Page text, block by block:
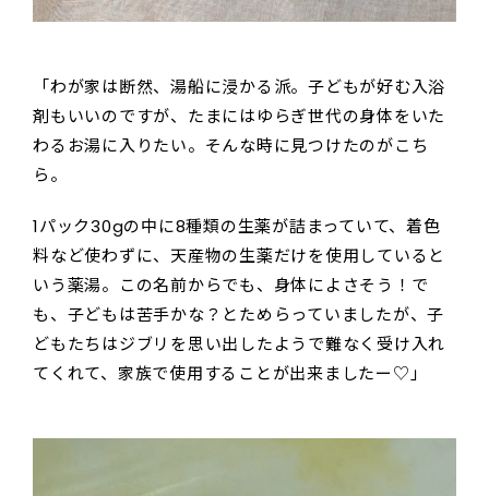
「わが家は断然、湯船に浸かる派。子どもが好む入浴
剤もいいのですが、たまにはゆらぎ世代の身体をいた
わるお湯に入りたい。そんな時に見つけたのがこち
ら。
1パック30gの中に8種類の生薬が詰まっていて、着色
料など使わずに、天産物の生薬だけを使用していると
いう薬湯。この名前からでも、身体によさそう！で
も、子どもは苦手かな？とためらっていましたが、子
どもたちはジブリを思い出したようで難なく受け入れ
てくれて、家族で使用することが出来ましたー♡」